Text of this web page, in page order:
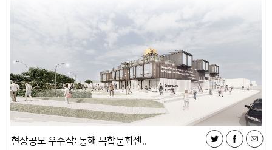
현상공모 우수작: 동해 복합문화센..